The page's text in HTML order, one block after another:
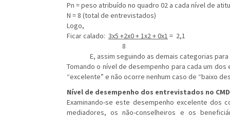
Pn = peso atribuído no quadro 02 a cada nível de
N = 8 (total de entrevistados)
Logo,
Ficar calado: 3x5 +2x0 + 1x2 + 0x1 = 2,1
8
E, assim seguindo as demais categorias para
Tomando o nível de desempenho para cada um
“excelente” e não ocorre nenhum caso de “baixo
Nível de desempenho dos entrevistados no
Examinando-se este desempenho excelente dos
mediadores, os não-conselheiros e os